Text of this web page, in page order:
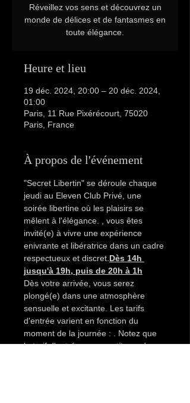
Réveillez vos sens et découvrez un
monde de délices et de fantasmes en
toute élégance.
Heure et lieu
19 déc. 2024, 20:00 – 20 déc. 2024,
01:00
Paris, 11 Rue Pixérécourt, 75020
Paris, France
À propos de l'événement
"Secret Libertin" se déroule chaque
jeudi au Eleven Club Privé, une
soirée libertine où les plaisirs se
mêlent à l'élégance.
, vous êtes
invité(e) à vivre une expérience
enivrante et libératrice dans un cadre
respectueux et discret. Dès 14h
jusqu'à 19h, puis de 20h à 1h
Dès votre arrivée, vous serez
plongé(e) dans une atmosphère
sensuelle et excitante. Les tarifs
d'entrée varient en fonction du
moment de la journée :
. Notez que
le tarif d'entrée ne garantit pas de